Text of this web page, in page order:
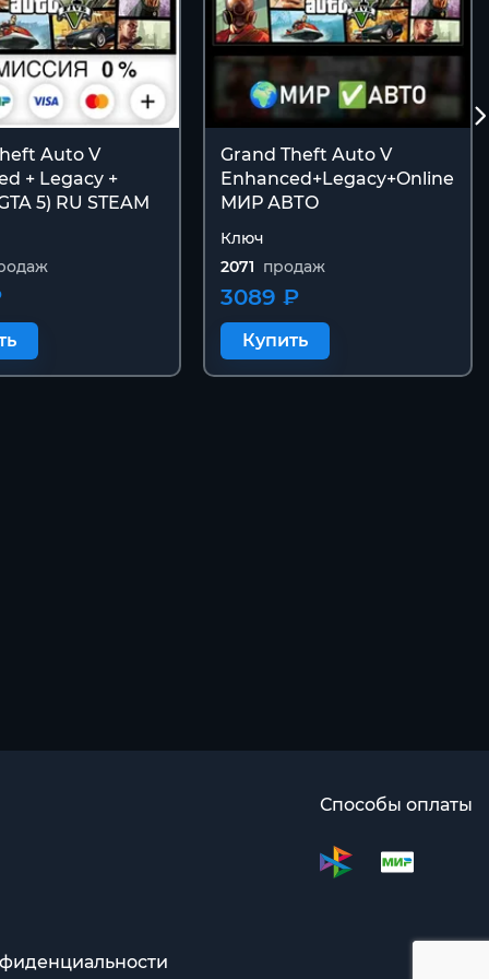
Auto V
+ Legacy +
5) RU STEAM
Grand Theft Auto V
Enhanced+Legacy+Online
МИР АВТО
Ключ
2071 продаж
3089 ₽
Купить
Способы оплаты